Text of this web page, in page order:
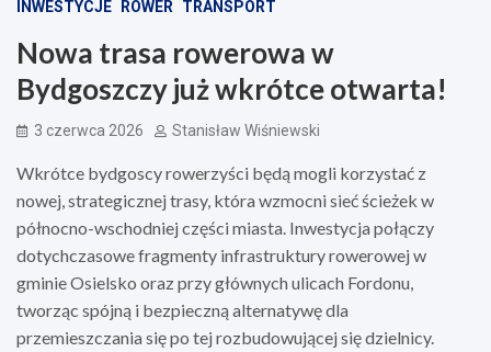
INWESTYCJE ROWER TRANSPORT
Nowa trasa rowerowa w
Bydgoszczy już wkrótce otwarta!
3 czerwca 2026 Stanisław Wiśniewski
Wkrótce bydgoscy rowerzyści będą mogli korzystać z
nowej, strategicznej trasy, która wzmocni sieć ścieżek w
północno-wschodniej części miasta. Inwestycja połączy
dotychczasowe fragmenty infrastruktury rowerowej w
gminie Osielsko oraz przy głównych ulicach Fordonu,
tworząc spójną i bezpieczną alternatywę dla
przemieszczania się po tej rozbudowującej się dzielnicy.